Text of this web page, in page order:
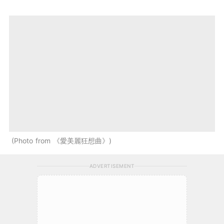
Photo from 《愛美麗狂想曲》
ADVERTISEMENT